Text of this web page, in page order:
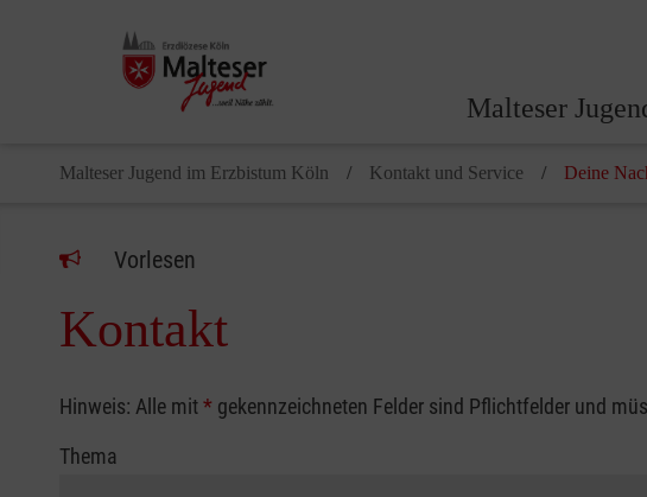
Malteser
Malteser Jugend im Erzbistum Köln Kontakt und Service Deine
Vorlesen
Kontakt
Hinweis: Alle mit* gekennzeichneten Felder sind Pflichtfelder und
Thema